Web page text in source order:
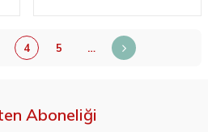
4 5 …
Aboneliği